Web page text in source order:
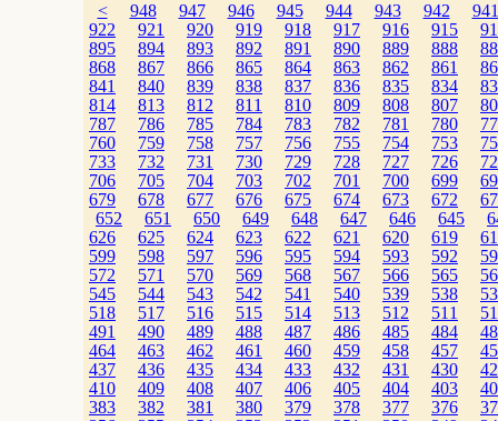
<
948 947 946 945 944 943 942 941
922
921 920 919 918 917 916 915
895
894 893 892 891 890 889 888
868
867 866 865 864 863 862 861
841
840 839 838 837 836 835 834
814
813 812 811 810 809 808 807
787
786 785 784 783 782 781 780
760
759 758 757 756 755 754 753
733
732 731 730 729 728 727 726
706
705 704 703 702 701 700 699
679
678 677 676 675 674 673 672
652
651 650 649 648 647 646 645
626
625 624 623 622 621 620 619
599
598 597 596 595 594 593 592
572
571 570 569 568 567 566 565
545
544 543 542 541 540 539 538
518
517 516 515 514 513 512 511
491
490 489 488 487 486 485 484
464
463 462 461 460 459 458 457
437
436 435 434 433 432 431 430
410
409 408 407 406 405 404 403
383
382 381 380 379 378 377 376